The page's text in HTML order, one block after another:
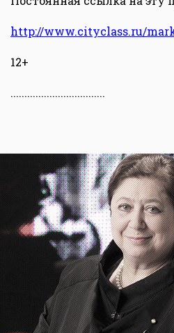
http://www.cityclass.ru/
12+
..................................